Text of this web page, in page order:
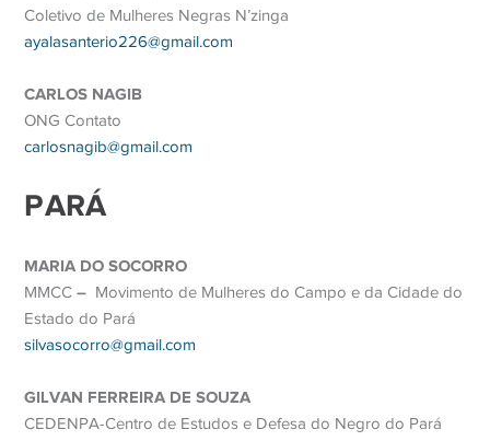
Coletivo de Mulheres Negras N’zinga
ayalasanterio226@gmail.com
CARLOS NAGIB
ONG Contato
carlosnagib@gmail.com
PARÁ
MARIA DO SOCORRO
MMCC– Movimento de Mulheres do Campo e da Cidade do
Estado do Pará
silvasocorro@gmail.com
GILVAN FERREIRA DE SOUZA
CEDENPA-Centro de Estudos e Defesa do Negro do Pará